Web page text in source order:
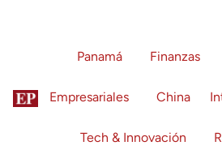
Panamá Finanzas
Empresariales China
Tech & Innovación